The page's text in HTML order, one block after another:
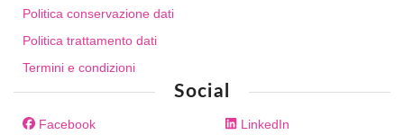
Politica conservazione dati
Politica trattamento dati
Termini e condizioni
Social
Facebook LinkedIn